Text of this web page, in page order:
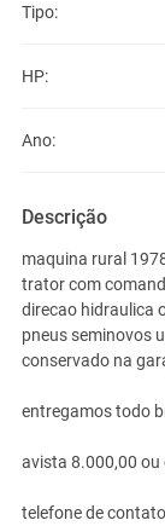
Tipo:
HP:
Ano:
Descrição
maquina rural
trator com
direcao hidraulica
pneus seminovos
conservado na
entregamos todo
avista 8.000,00 ou
telefone de